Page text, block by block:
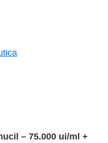
– 75.000 ui/ml +